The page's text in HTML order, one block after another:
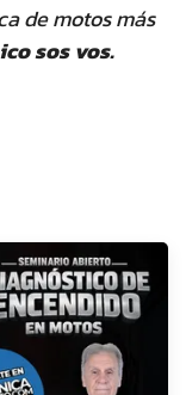
de motos más
sos vos.